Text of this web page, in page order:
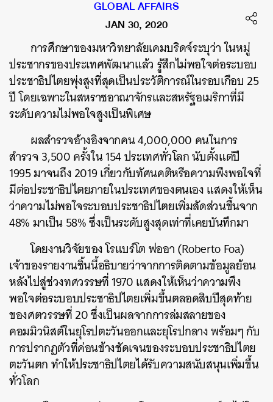
GLOBAL AFFAIRS
JAN 30, 2020
การศึกษาของมหาวิทยาลัยเคมบริดจ์ระบุว่า ในหมู่
ประชากรของประเทศพัฒนาแล้ว รู้สึกไม่พอใจต่อระบอบ
ประชาธิปไตยพุ่งสูงที่สุดเป็นประวัติการณ์ในรอบเกือบ 25
ปี โดยเฉพาะในสหราชอาณาจักรและสหรัฐอเมริกาที่มี
ระดับความไม่พอใจสูงเป็นพิเศษ
ผลสำรวจอ้างอิงจากคน 4,000,000 คนในการ
สำรวจ 3,500 ครั้งใน 154 ประเทศทั่วโลก นับตั้งแต่ปี
1995 มาจนถึง 2019 เกี่ยวกับทัศนคติหรือความพึงพอใจที่
มีต่อประชาธิปไตยภายในประเทศของตนเอง แสดงให้เห็น
ว่าความไม่พอใจระบอบประชาธิปไตยเพิ่มสัดส่วนขึ้นจาก
48% มาเป็น 58% ซึ่งเป็นระดับสูงสุดเท่าที่เคยบันทึกมา
โดยงานวิจัยของ โรแบร์โต ฟออา (Roberto Foa)
เจ้าของรายงานชิ้นนี้อธิบายว่าจากการติดตามข้อมูลย้อน
หลังไปสู่ช่วงทศวรรษที่ 1970 แสดงให้เห็นว่าความพึง
พอใจต่อระบอบประชาธิปไตยเพิ่มขึ้นตลอดสิบปีสุดท้าย
ของศตวรรษที่ 20 ซึ่งเป็นผลจากการล่มสลายของ
คอมมิวนิสต์ในยุโรปตะวันออกและยุโรปกลาง พร้อมๆ กับ
การปรากฏตัวที่ค่อนข้างชัดเจนของระบอบประชาธิปไตย
ตะวันตก ทำให้ประชาธิปไตยได้รับความสนับสนุนเพิ่มขึ้น
ทั่วโลก